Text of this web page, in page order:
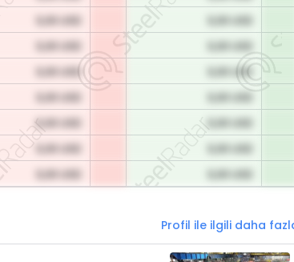
0,00 USD
0,00 USD
Profil ile ilgili daha